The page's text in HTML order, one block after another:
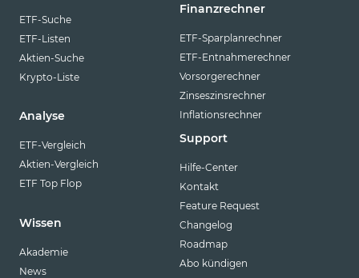
ETF-Suche
ETF-Listen
Aktien-Suche
Krypto-Liste
Analyse
ETF-Vergleich
Aktien-Vergleich
ETF Top Flop
Wissen
Akademie
News
Finanzrechner
ETF-Sparplanrechner
ETF-Entnahmerechner
Vorsorgerechner
Zinseszinsrechner
Inflationsrechner
Support
Hilfe-Center
Kontakt
Feature Request
Changelog
Roadmap
Abo kündigen